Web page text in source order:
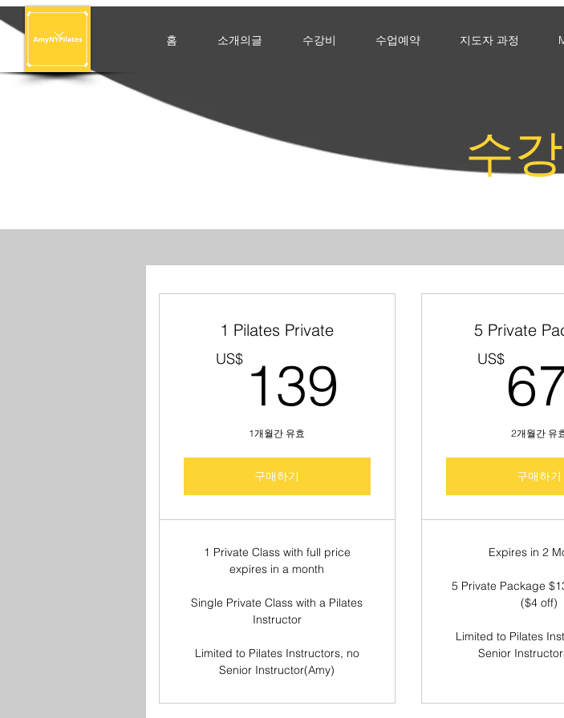
홈 소개의글 수강비 수업예약 지도자 과정
수
1 Pilates Private
US$ 139 139US$
1개월간 유효
구매하기
1 Private Class with full price
expires in a month
Single Private Class with a Pilates
Instructor
Limited to Pilates Instructors, no
Senior Instructor(Amy)
5 Private
US$
2개월간 유
구매하기
Expires in 2
5 Private Package
($4 off)
Limited to Pilates
Senior